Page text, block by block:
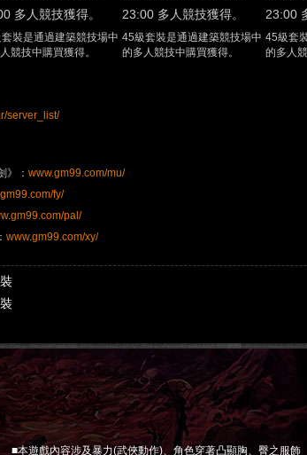
多人競技獲得。
裝是通過建築競技場中
競技中購買獲得。
23:00 多人競技獲得。
45級套裝是通過建築競技場中
的多人競技中購買獲得。
23:00
45級套
的多人
server_list/
》： www.gm99.com/mu/
fy/
pal/
www.gm99.com/xy/
■本遊戲內容涉及暴力(武俠動作)、角色穿著凸顯胸、臀之服飾